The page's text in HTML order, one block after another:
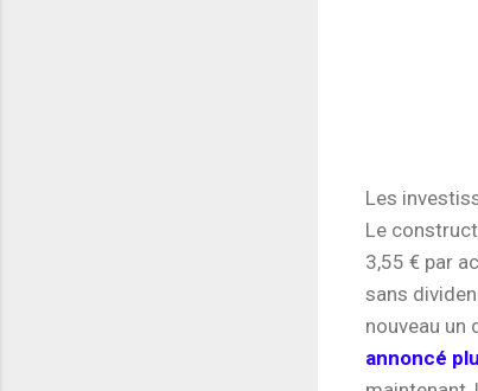
Les
Le
3,55 € par
sans
nouveau un
annoncé